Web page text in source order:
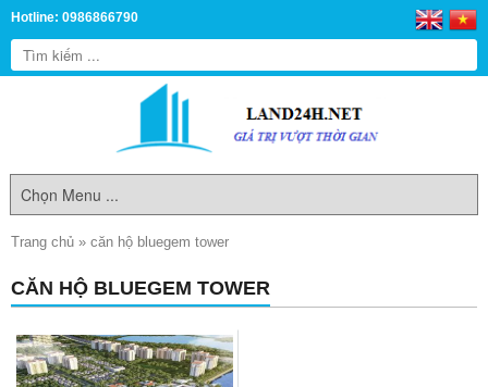
Hotline: 0986866790
Trang chủ » căn hộ bluegem tower
CĂN HỘ BLUEGEM TOWER